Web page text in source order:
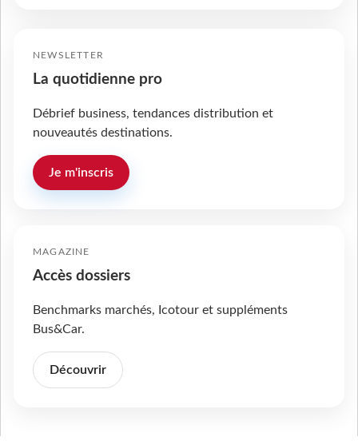
NEWSLETTER
La quotidienne pro
Débrief business, tendances distribution et
nouveautés destinations.
Je m'inscris
MAGAZINE
Accès dossiers
Benchmarks marchés, Icotour et suppléments
Bus&Car.
Découvrir